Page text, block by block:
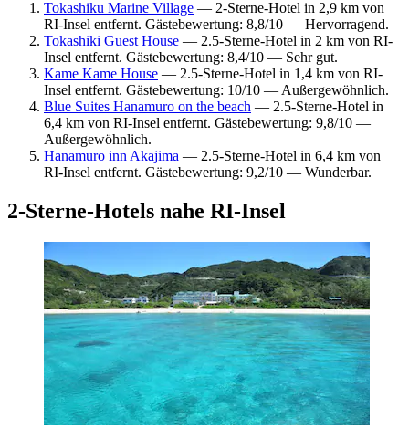
Tokashiku Marine Village — 2-Sterne-Hotel in 2,9 km von
RI-Insel entfernt. Gästebewertung: 8,8/10 — Hervorragend.
Tokashiki Guest House — 2.5-Sterne-Hotel in 2 km von RI-
Insel entfernt. Gästebewertung: 8,4/10 — Sehr gut.
Kame Kame House — 2.5-Sterne-Hotel in 1,4 km von RI-
Insel entfernt. Gästebewertung: 10/10 — Außergewöhnlich.
Blue Suites Hanamuro on the beach — 2.5-Sterne-Hotel in
6,4 km von RI-Insel entfernt. Gästebewertung: 9,8/10 —
Außergewöhnlich.
Hanamuro inn Akajima — 2.5-Sterne-Hotel in 6,4 km von
RI-Insel entfernt. Gästebewertung: 9,2/10 — Wunderbar.
2-Sterne-Hotels nahe RI-Insel